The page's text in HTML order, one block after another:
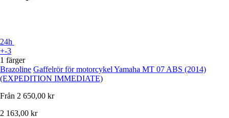
24h
+-3
1 färger
Brazoline Gaffelrör för motorcykel Yamaha MT 07 ABS (2014)
(EXPEDITION IMMEDIATE)
Från 2 650,00 kr
2 163,00 kr